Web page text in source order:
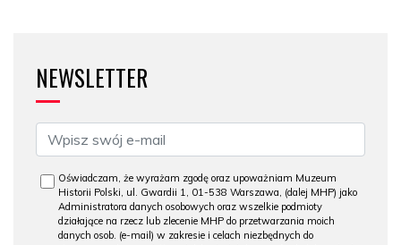
NEWSLETTER
Oświadczam, że wyrażam zgodę oraz upoważniam Muzeum
Historii Polski, ul. Gwardii 1, 01-538 Warszawa, (dalej MHP) jako
Administratora danych osobowych oraz wszelkie podmioty
działające na rzecz lub zlecenie MHP do przetwarzania moich
danych osob. (e-mail) w zakresie i celach niezbędnych do